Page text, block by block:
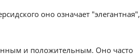
оно означает "элегантная",
и положительным. Оно часто